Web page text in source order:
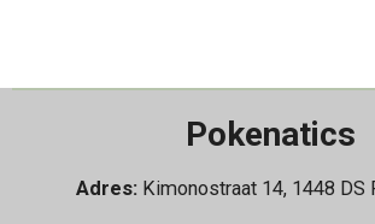
Pokenatics
Adres: Kimonostraat 14, 1448 DS